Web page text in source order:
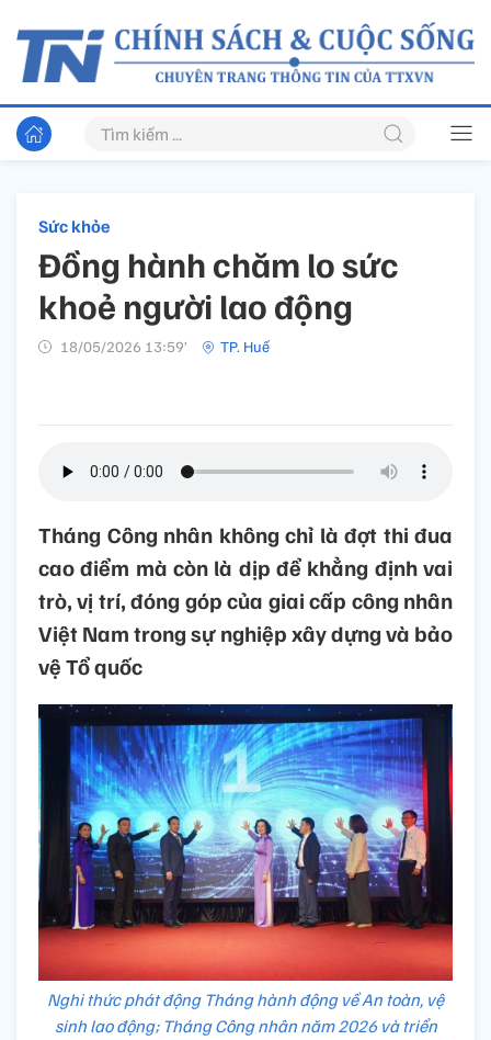
Sức khỏe
Đồng hành chăm lo sức
khoẻ người lao động
18/05/2026 13:59’ TP. Huế
Tháng Công nhân không chỉ là đợt thi đua
cao điểm mà còn là dịp để khẳng định vai
trò, vị trí, đóng góp của giai cấp công nhân
Việt Nam trong sự nghiệp xây dựng và bảo
vệ Tổ quốc
Nghi thức phát động Tháng hành động về An toàn, vệ
sinh lao động; Tháng Công nhân năm 2026 và triển